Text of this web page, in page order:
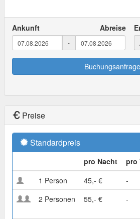
Ankunft Abreise
-
Buchungsanfrage
Preise
Standardpreis
pro Nacht pro
1 Person
45,- € -
2 Personen
55,- € -